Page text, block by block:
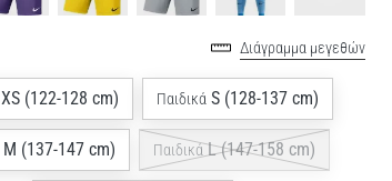
Διάγραμμα μεγεθών
XS (122-128 cm) Παιδικά S (128-137 cm)
M (137-147 cm) Παιδικά L (147-158 cm)